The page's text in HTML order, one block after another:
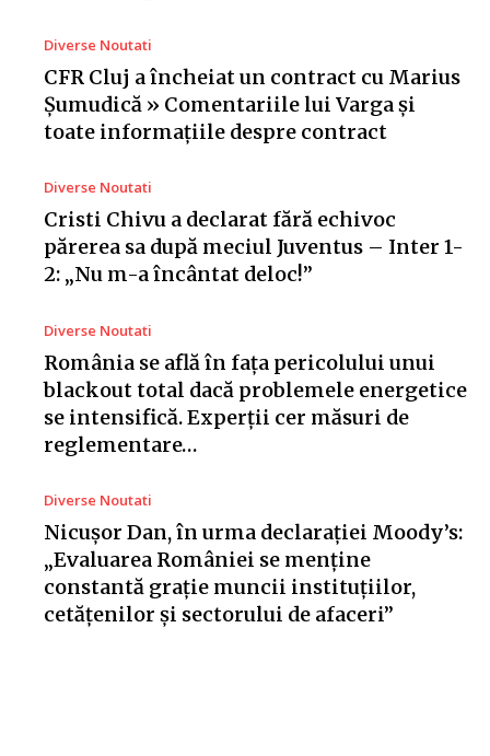
Diverse Noutati
CFR Cluj a încheiat un contract cu Marius
Șumudică » Comentariile lui Varga și
toate informațiile despre contract
Diverse Noutati
Cristi Chivu a declarat fără echivoc
părerea sa după meciul Juventus – Inter 1-
2: „Nu m-a încântat deloc!”
Diverse Noutati
România se află în fața pericolului unui
blackout total dacă problemele energetice
se intensifică. Experții cer măsuri de
reglementare…
Diverse Noutati
Nicușor Dan, în urma declarației Moody’s:
„Evaluarea României se menține
constantă grație muncii instituțiilor,
cetățenilor și sectorului de afaceri”